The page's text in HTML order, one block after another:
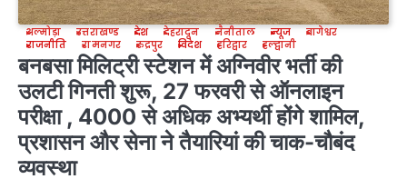
अल्मोड़ा उत्तराखण्ड देश देहरादून नैनीताल न्यूज
बागेश्वर
राजनीति
रामनगर रुद्रपुर विदेश हरिद्वार हल्द्वानी
बनबसा मिलिट्री स्टेशन में अग्निवीर भर्ती की
उलटी गिनती शुरू, 27 फरवरी से ऑनलाइन
परीक्षा , 4000 से अधिक अभ्यर्थी होंगे शामिल,
प्रशासन और सेना ने तैयारियां की चाक-चौबंद
व्यवस्था